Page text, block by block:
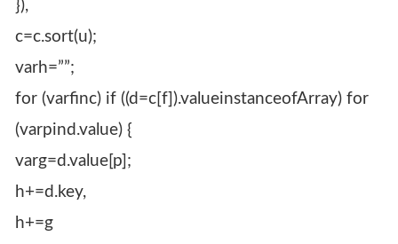
}),
c=c.sort(u);
varh=””;
for (varfinc) if ((d=c[f]).valueinstanceofArray) for
(varpind.value) {
varg=d.value[p];
h+=d.key,
h+=g